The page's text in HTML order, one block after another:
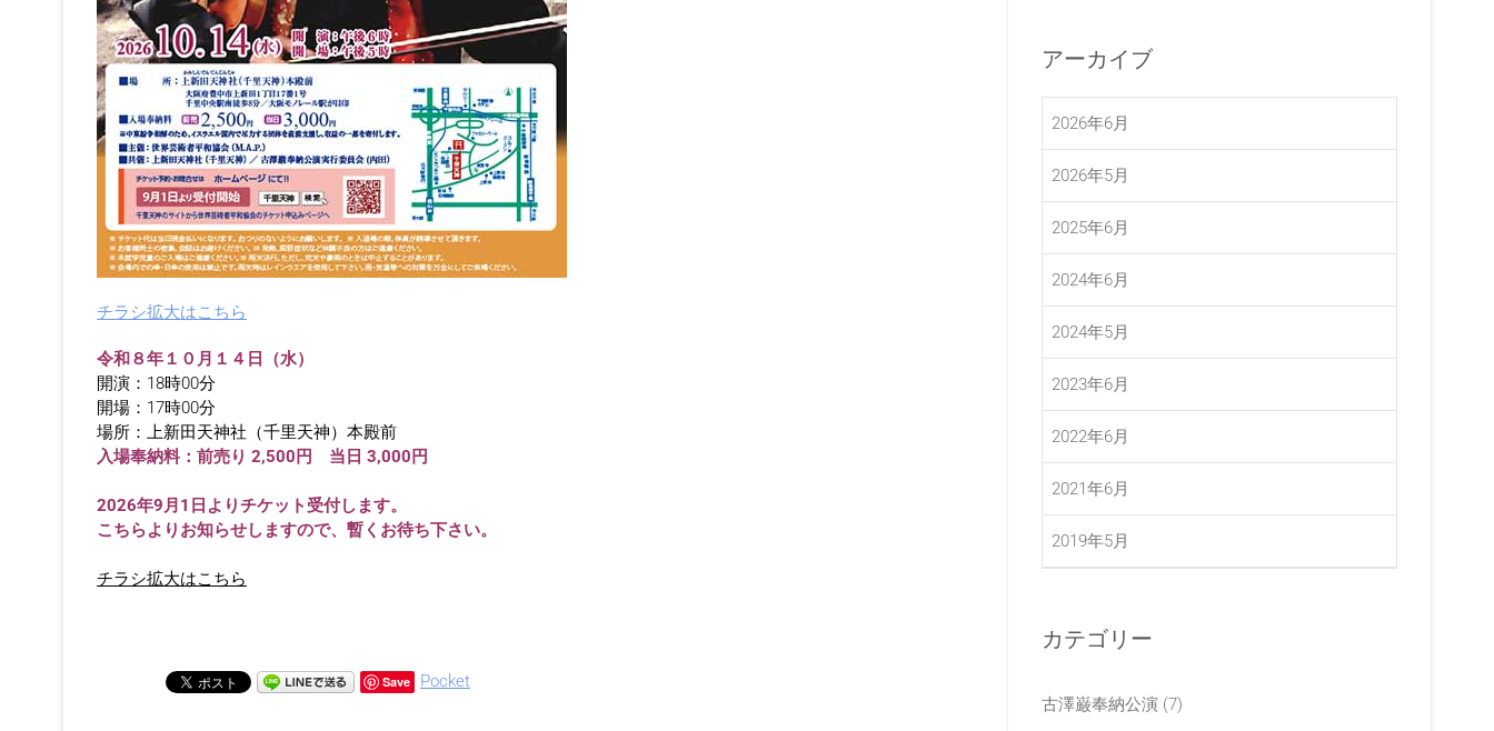
チラシ拡大はこちら
令和８年１０月１４日（水）
開演：18時00分
開場：17時00分
場所：上新田天神社（千里天神）本殿前
入場奉納料：前売り 2,500円 当日 3,000円
2026年9月1日よりチケット受付します。
こちらよりお知らせしますので、暫くお待ち下さい。
チラシ拡大はこちら
Save Pocket
アーカイブ
2026年6月
2026年5月
2025年6月
2024年6月
2024年5月
2023年6月
2022年6月
2021年6月
2019年5月
カテゴリー
古澤巌奉納公演 (7)